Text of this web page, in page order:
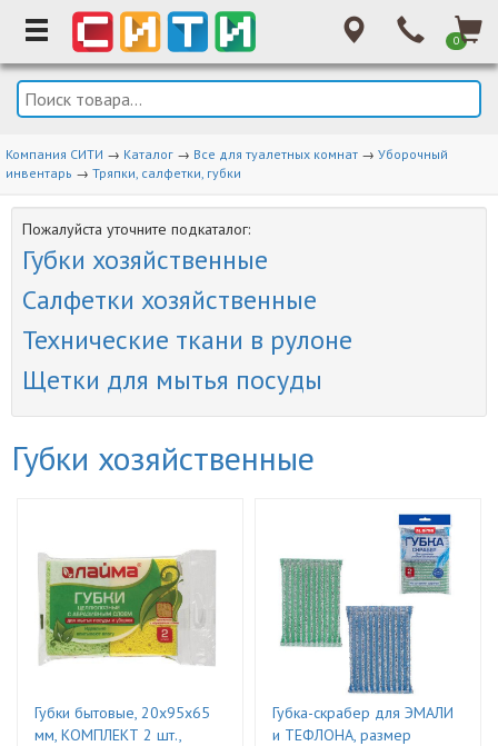
0
Компания СИТИ → Каталог → Все для туалетных комнат → Уборочный
инвентарь → Тряпки, салфетки, губки
Пожалуйста уточните подкаталог:
Губки хозяйственные
Салфетки хозяйственные
Технические ткани в рулоне
Щетки для мытья посуды
Губки хозяйственные
Губки бытовые, 20х95х65
мм, КОМПЛЕКТ 2 шт.,
Губка-скрабер для ЭМАЛИ
и ТЕФЛОНА, размер